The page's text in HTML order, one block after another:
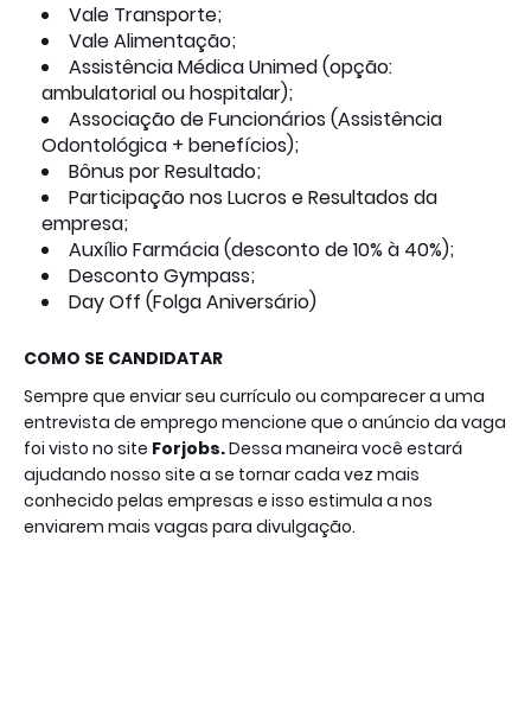
Vale Transporte;
Vale Alimentação;
Assistência Médica Unimed (opção:
ambulatorial ou hospitalar);
Associação de Funcionários (Assistência
Odontológica + benefícios);
Bônus por Resultado;
Participação nos Lucros e Resultados da
empresa;
Auxílio Farmácia (desconto de 10% à 40%);
Desconto Gympass;
Day Off (Folga Aniversário)
COMO SE CANDIDATAR
Sempre que enviar seu currículo ou comparecer a uma
entrevista de emprego mencione que o anúncio da vaga
foi visto no site Forjobs.Dessa maneira você estará
ajudando nosso site a se tornar cada vez mais
conhecido pelas empresas e isso estimula a nos
enviarem mais vagas para divulgação.